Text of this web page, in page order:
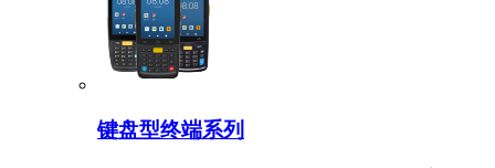
键盘型终端系列